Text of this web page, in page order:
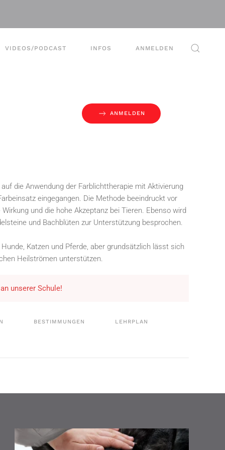
VIDEOS/PODCAST INFOS ANMELDEN
ANMELDEN
die Anwendung der Farblichttherapie mit Aktivierung
eingegangen. Die Methode beeindruckt vor
und die hohe Akzeptanz bei Tieren. Ebenso wird
und Bachblüten zur Unterstützung besprochen.
Katzen und Pferde, aber grundsätzlich lässt sich
Heilströmen unterstützen.
unserer Schule!
BESTIMMUNGEN LEHRPLAN